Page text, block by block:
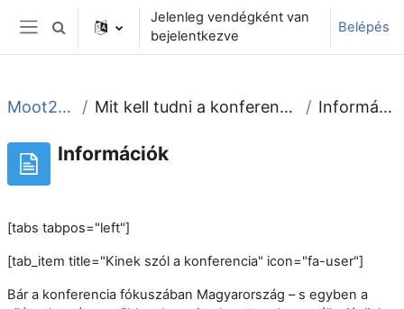
Tovább a fő tartalomhoz
Oldalpanel
Keresési bemeneti adatok váltása
Jelenleg vendégként van
bejelentkezve
Belépés
Moot2021 Mit kell tudni a konferenciáról? Információk
Információk
[tabs tabpos="left"]
[tab_item title="Kinek szól a konferencia" icon="fa-user"]
Bár a konferencia fókuszában Magyarország – s egyben a